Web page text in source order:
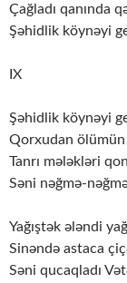
Çağladı qanında
Şəhidlik köynəyi
IX
Şəhidlik köynəyi
Qorxudan ölümün
Tanrı mələkləri
Səni nəğmə-
Yağıştək ələndi
Sinəndə astaca
Səni qucaqladı